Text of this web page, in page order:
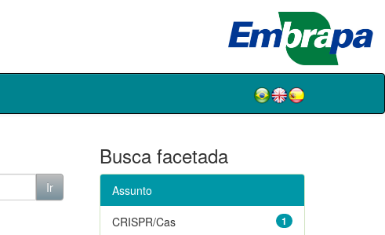
Busca facetada
Assunto
1
CRISPR/Cas